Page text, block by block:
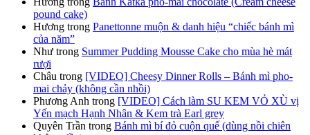
pound cake)
Hương trong Panettonne muộn & danh hiệu “chiếc bánh mì
của năm”
Như trong Summer Pudding Mousse Cake cho mùa hè mát
rượi
Châu trong [VIDEO] Cheesy Dinner Rolls – Bánh mì pho-
mai chảy (không cần nhồi)
Phương Anh trong [VIDEO] Cách làm SU KEM VỎ XÙ vị
Yến mạch Hạnh Nhân & Kem trà Earl grey
Quyên Trần trong Bánh mì bí đỏ cuộn quế (dùng nồi chiên